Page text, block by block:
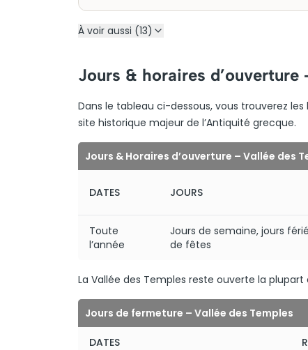
À voir aussi (13)
Jours & horaires
Dans le tableau ci-dessous, vous trouverez
site historique majeur de l’Antiquité grecque.
Jours & Horaires d’ouverture – Vallée des
DATES JOURS
Toute
l’année
Jours de semaine, jours
de fêtes
La Vallée des Temples reste ouverte la
Jours de fermeture – Vallée des Temples
DATES